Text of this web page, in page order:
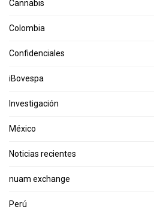
Cannabis
Colombia
Confidenciales
iBovespa
Investigación
México
Noticias recientes
nuam exchange
Perú